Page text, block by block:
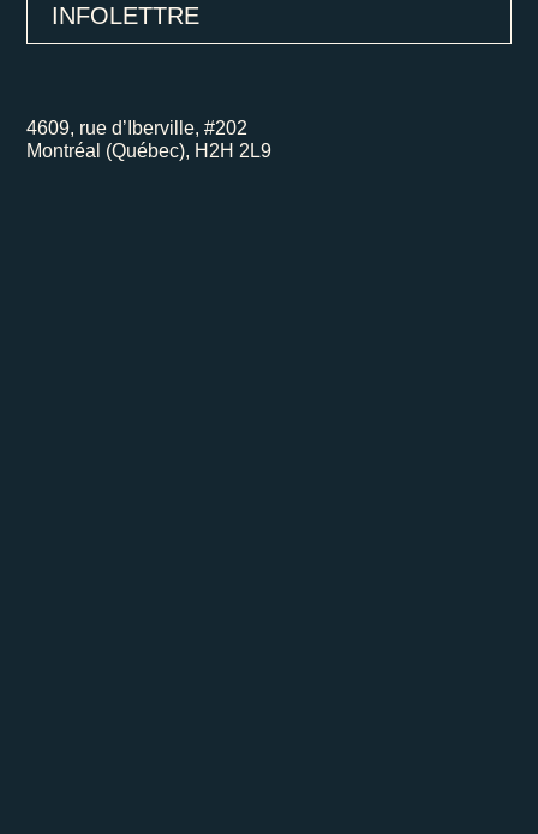
INFOLETTRE
4609, rue d’Iberville, #202
Montréal (Québec), H2H 2L9